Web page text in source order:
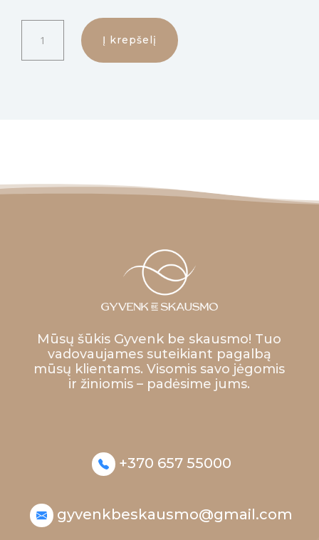
kiekis:
White
Į krepšelį
Mūsų šūkis Gyvenk be skausmo! Tuo
vadovaujames suteikiant pagalbą
mūsų klientams. Visomis savo jėgomis
ir žiniomis – padėsime jums.
+370 657 55000
gyvenkbeskausmo@gmail.com